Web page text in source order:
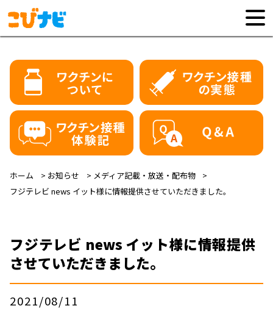
ホーム お知らせ
メディア記載・放送・配布物
フジテレビ news イット様に情報提供させていただきました。
フジテレビ news イット様に情報提供
させていただきました。
2021/08/11